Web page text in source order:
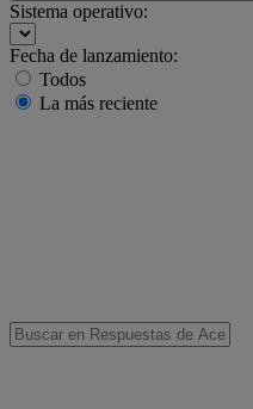
Sistema operativo:
Fecha de lanzamiento:
Todos
La más reciente